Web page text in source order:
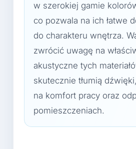
w szerokiej gamie
co pozwala na ich łatwe
do charakteru wnętrza.
zwrócić uwagę na
akustyczne tych
skutecznie tłumią
na komfort pracy oraz
pomieszczeniach.